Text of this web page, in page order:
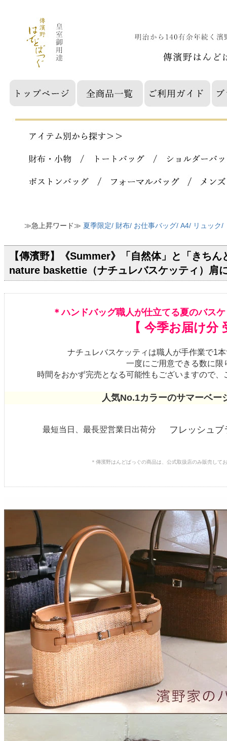
≫急上昇ワード≫ 夏季限定/ 財布/ お仕事バッグ/ A4/ リュック/
【傳濱野】《Summer》「自然体」と「きち
nature baskettie（ナチュレバスケッティ）肩
＊ハンドバッグ職人が仕立てる夏のバス
【 今季お届け
ナチュレバスケッティは職人が手作業で1
一度にご用意できる数に限
時間をおかず完売となる可能性もございますので
人気No.1カラーのサマーベー
最短当日、最長翌営業日出荷分 フレッシュブ
＊傳濱野はんどばっぐの商品は、公式取扱店のみ販売して